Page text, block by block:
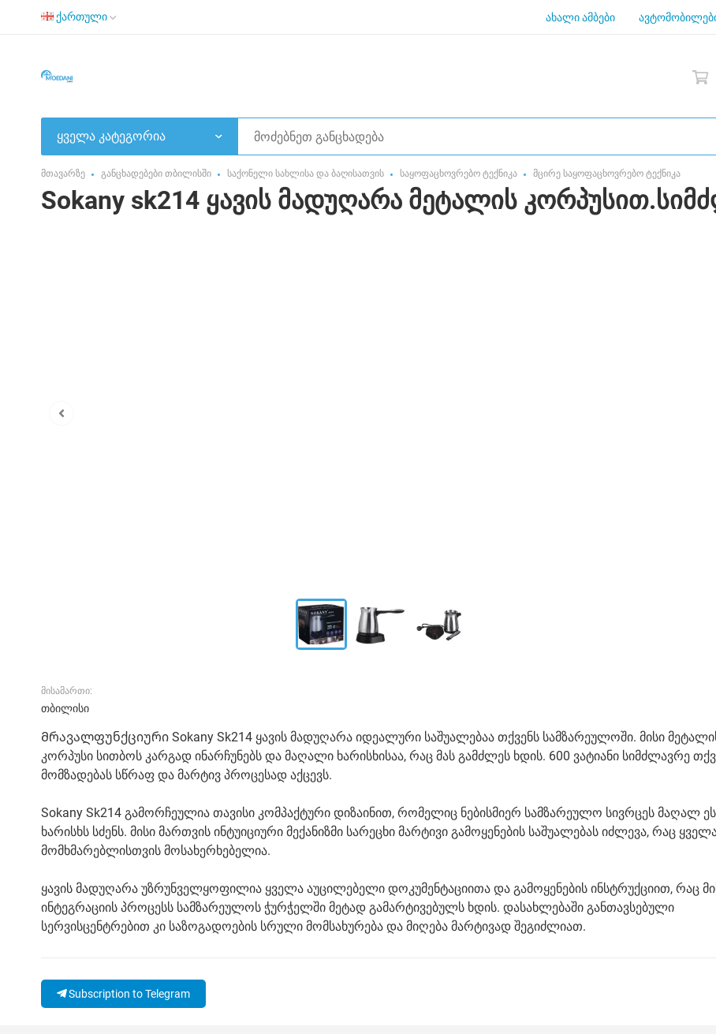
ქართული ახალი ამბები
ყველა კატეგორია
მთავარზე განცხადებები თბილისში საქონელი სახლისა და ბაღისათვის საყოფაცხოვრებო ტექნიკა მცირე საყოფაცხოვრებო ტექნიკა
Sokany sk214 ყავის მადუღარა მეტალის
მისამართი:
თბილისი
Მრავალფუნქციური Sokany Sk214 ყავის მადუღარა იდეალური საშუალებაა თქვენს სამზარეულოში. მისი
კორპუსი სითბოს კარგად ინარჩუნებს და მაღალი ხარისხისაა, რაც მას გამძლეს ხდის. 600 ვატიანი სიმძლავრე
მომზადებას სწრაფ და მარტივ პროცესად აქცევს.
Sokany Sk214 გამორჩეულია თავისი კომპაქტური დიზაინით, რომელიც ნებისმიერ სამზარეულო სივრცეს მაღალ
ხარისხს სძენს. მისი მართვის ინტუიციური მექანიზმი სარეცხი მარტივი გამოყენების საშუალებას იძლევა, რაც
მომხმარებლისთვის მოსახერხებელია.
ყავის მადუღარა უზრუნველყოფილია ყველა აუცილებელი დოკუმენტაციითა და გამოყენების ინსტრუქციით, რაც
ინტეგრაციის პროცესს სამზარეულოს ჭურჭელში მეტად გამარტივებულს ხდის. დასახლებაში განთავსებული
სერვისცენტრებით კი საზოგადოების სრული მომსახურება და მიღება მარტივად შეგიძლიათ.
Subscription to Telegram